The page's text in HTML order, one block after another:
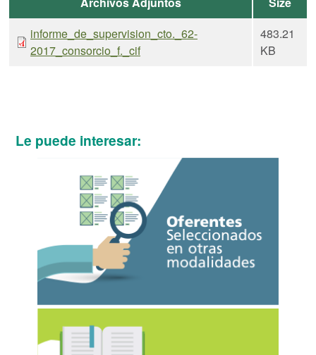
informe_de_supervision_cto._62-
2017_consorcio_f._cif
483.21
KB
Le puede interesar: